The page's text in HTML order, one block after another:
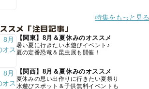
特集をもっと見る
スメ「注目記事」
【関東】8月＆夏休みのオススメ
暑い夏に行きたい水遊びイベント♪
夏の定番恐竜＆昆虫展も開催！
【関西】8月＆夏休みのオススメ
夏休みの思い出作りに行きたい夏祭り
水遊びスポット＆子供無料イベントも